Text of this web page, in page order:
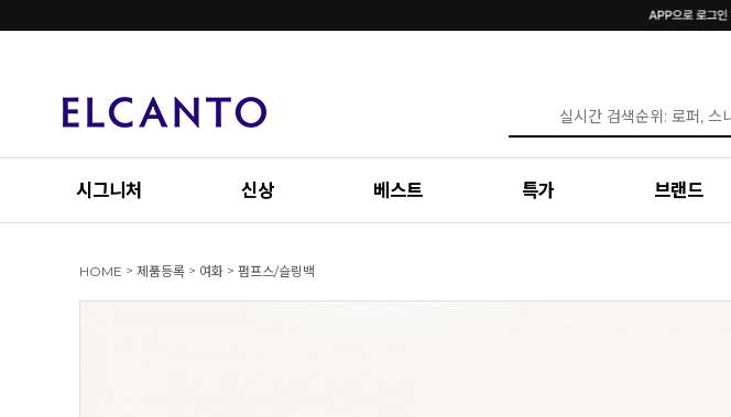
시그니처 신상 베스트 특가 브랜드
HOME > 제품등록 > 여화 > 펌프스/슬링백